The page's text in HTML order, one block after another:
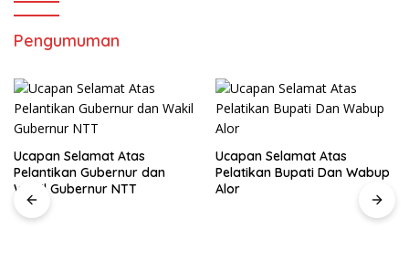
Pengumuman
Ucapan Selamat Atas
Pelantikan Gubernur dan
Wakil Gubernur NTT
Ucapan Selamat Atas
Pelatikan Bupati Dan Wabup
Alor